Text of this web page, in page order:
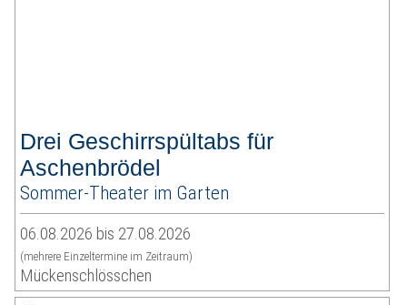
Drei Geschirrspültabs für
Aschenbrödel
Sommer-Theater im Garten
06.08.2026 bis 27.08.2026
(mehrere Einzeltermine im Zeitraum)
Mückenschlösschen